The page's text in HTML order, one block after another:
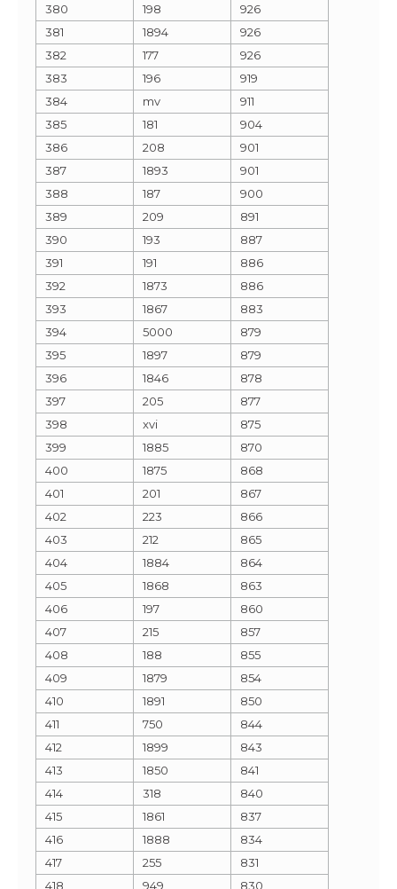
380
198
926
381
1894
926
382
177
926
383
196
919
384
mv
911
385
181
904
386
208
901
387
1893
901
388
187
900
389
209
891
390
193
887
391
191
886
392
1873
886
393
1867
883
394
5000
879
395
1897
879
396
1846
878
397
205
877
398
xvi
875
399
1885
870
400
1875
868
401
201
867
402
223
866
403
212
865
404
1884
864
405
1868
863
406
197
860
407
215
857
408
188
855
409
1879
854
410
1891
850
411
750
844
412
1899
843
413
1850
841
414
318
840
415
1861
837
416
1888
834
417
255
831
418
949 830